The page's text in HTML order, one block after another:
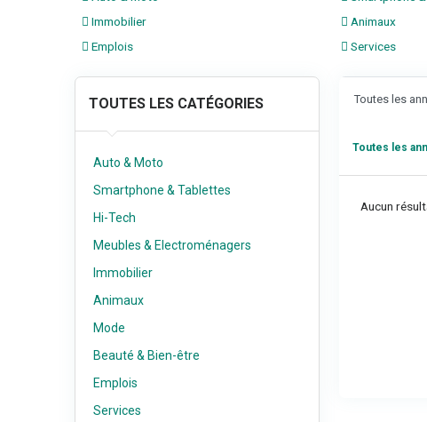
Immobilier
Animaux
Emplois
Services
TOUTES LES CATÉGORIES
Auto & Moto
Smartphone & Tablettes
Hi-Tech
Meubles & Electroménagers
Immobilier
Animaux
Mode
Beauté & Bien-être
Emplois
Services
Toutes les
Toutes les
Aucun